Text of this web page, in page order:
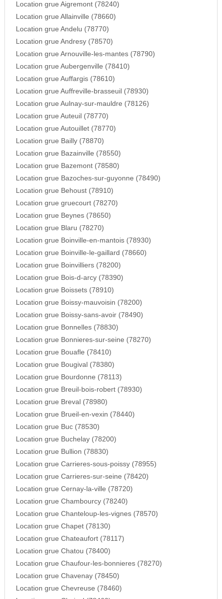
Location grue Aigremont (78240)
Location grue Allainville (78660)
Location grue Andelu (78770)
Location grue Andresy (78570)
Location grue Arnouville-les-mantes (78790)
Location grue Aubergenville (78410)
Location grue Auffargis (78610)
Location grue Auffreville-brasseuil (78930)
Location grue Aulnay-sur-mauldre (78126)
Location grue Auteuil (78770)
Location grue Autouillet (78770)
Location grue Bailly (78870)
Location grue Bazainville (78550)
Location grue Bazemont (78580)
Location grue Bazoches-sur-guyonne (78490)
Location grue Behoust (78910)
Location grue gruecourt (78270)
Location grue Beynes (78650)
Location grue Blaru (78270)
Location grue Boinville-en-mantois (78930)
Location grue Boinville-le-gaillard (78660)
Location grue Boinvilliers (78200)
Location grue Bois-d-arcy (78390)
Location grue Boissets (78910)
Location grue Boissy-mauvoisin (78200)
Location grue Boissy-sans-avoir (78490)
Location grue Bonnelles (78830)
Location grue Bonnieres-sur-seine (78270)
Location grue Bouafle (78410)
Location grue Bougival (78380)
Location grue Bourdonne (78113)
Location grue Breuil-bois-robert (78930)
Location grue Breval (78980)
Location grue Brueil-en-vexin (78440)
Location grue Buc (78530)
Location grue Buchelay (78200)
Location grue Bullion (78830)
Location grue Carrieres-sous-poissy (78955)
Location grue Carrieres-sur-seine (78420)
Location grue Cernay-la-ville (78720)
Location grue Chambourcy (78240)
Location grue Chanteloup-les-vignes (78570)
Location grue Chapet (78130)
Location grue Chateaufort (78117)
Location grue Chatou (78400)
Location grue Chaufour-les-bonnieres (78270)
Location grue Chavenay (78450)
Location grue Chevreuse (78460)